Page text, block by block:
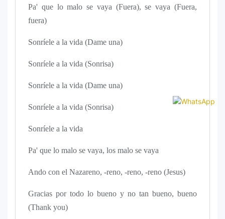
Pa' que lo malo se vaya (Fuera), se vaya (Fuera,
fuera)
Sonríele a la vida (Dame una)
Sonríele a la vida (Sonrisa)
Sonríele a la vida (Dame una)
Sonríele a la vida (Sonrisa)
Sonríele a la vida
Pa' que lo malo se vaya, los malo se vaya
Ando con el Nazareno, -reno, -reno, -reno (Jesus)
Gracias por todo lo bueno y no tan bueno, bueno
(Thank you)